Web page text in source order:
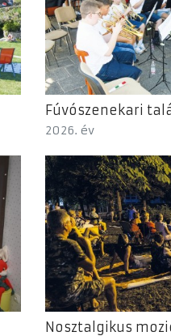
Fúvószenekari
2026. év
Nosztalgikus